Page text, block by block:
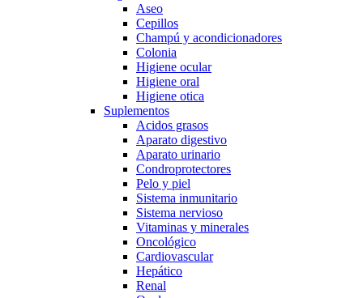
Aseo
Cepillos
Champú y acondicionadores
Colonia
Higiene ocular
Higiene oral
Higiene otica
Suplementos
Acidos grasos
Aparato digestivo
Aparato urinario
Condroprotectores
Pelo y piel
Sistema inmunitario
Sistema nervioso
Vitaminas y minerales
Oncológico
Cardiovascular
Hepático
Renal